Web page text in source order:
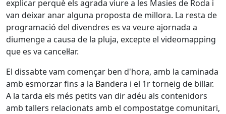
explicar perquè els agrada viure a les Masies de Roda i
van deixar anar alguna proposta de millora. La resta de
programació del divendres es va veure ajornada a
diumenge a causa de la pluja, excepte el videomapping
que es va cancel·lar.
El dissabte vam començar ben d'hora, amb la caminada
amb esmorzar fins a la Bandera i el 1r torneig de billar.
A la tarda els més petits van dir adéu als contenidors
amb tallers relacionats amb el compostatge comunitari,